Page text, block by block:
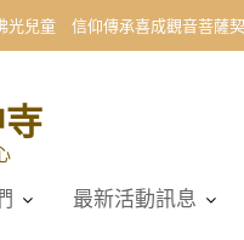
光兒童 信仰傳承喜成觀音菩薩
最新活動訊息